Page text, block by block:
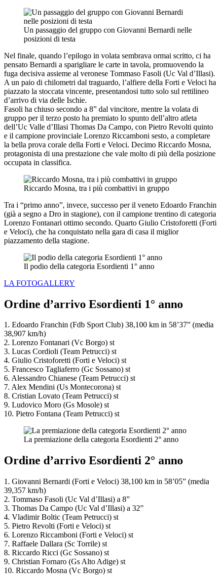
Un passaggio del gruppo con Giovanni Bernardi nelle
posizioni di testa
Nel finale, quando l’epilogo in volata sembrava ormai scritto, ci ha
pensato Bernardi a sparigliare le carte in tavola, promuovendo la
fuga decisiva assieme al veronese Tommaso Fasoli (Uc Val d’Illasi).
A un paio di chilometri dal traguardo, l’alfiere della Forti e Veloci ha
piazzato la stoccata vincente, presentandosi tutto solo sul rettilineo
d’arrivo di via delle Ischie.
Fasoli ha chiuso secondo a 8” dal vincitore, mentre la volata di
gruppo per il terzo posto ha premiato lo spunto dell’altro atleta
dell’Uc Valle d’Illasi Thomas Da Campo, con Pietro Revolti quinto
e il campione provinciale Lorenzo Riccamboni sesto, a completare
la bella prova corale della Forti e Veloci. Decimo Riccardo Mosna,
protagonista di una prestazione che vale molto di più della posizione
occupata in classifica.
Riccardo Mosna, tra i più combattivi in gruppo
Tra i “primo anno”, invece, successo per il veneto Edoardo Franchin
(già a segno a Dro in stagione), con il campione trentino di categoria
Lorenzo Fontanari ottimo secondo. Quarto Giulio Cristoforetti (Forti
e Veloci), che ha conquistato nella gara di casa il miglior
piazzamento della stagione.
Il podio della categoria Esordienti 1° anno
LA FOTOGALLERY
Ordine d’arrivo Esordienti 1° anno
1. Edoardo Franchin (Fdb Sport Club) 38,100 km in 58’37” (media
38,907 km/h)
2. Lorenzo Fontanari (Vc Borgo) st
3. Lucas Cordioli (Team Petrucci) st
4. Giulio Cristoforetti (Forti e Veloci) st
5. Francesco Tagliaferro (Gc Sossano) st
6. Alessandro Chianese (Team Petrucci) st
7. Alex Mendini (Us Montecorona) st
8. Cristian Lovato (Team Petrucci) st
9. Ludovico Moro (Gs Mosole) st
10. Pietro Fontana (Team Petrucci) st
La premiazione della categoria Esordienti 2° anno
Ordine d’arrivo Esordienti 2° anno
1. Giovanni Bernardi (Forti e Veloci) 38,100 km in 58’05” (media
39,357 km/h)
2. Tommaso Fasoli (Uc Val d’Illasi) a 8”
3. Thomas Da Campo (Uc Val d’Illasi) a 32”
4. Vladimir Boltic (Team Petrucci) st
5. Pietro Revolti (Forti e Veloci) st
6. Lorenzo Riccamboni (Forti e Veloci) st
7. Raffaele Dallara (Sc Torrile) st
8. Riccardo Ricci (Gc Sossano) st
9. Christian Fornaro (Gs Alto Adige) st
10. Riccardo Mosna (Vc Borgo) st